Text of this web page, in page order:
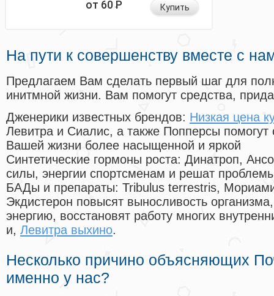
от 60Р Купить
На пути к совершенству вместе с
Предлагаем Вам сделать первый шаг для
инитмной жизни. Вам помогут средства,
Дженерики известных брендов: Низкая цена
Левитра и Сиалис, а также Попперсы помогут
Вашей жизни более насыщенной и яркой
Синтетические гормоны роста: Динатроп,
силы, энергии спортсменам и решат
БАДы и препараты: Tribulus terrestris,
Экдистерон повысят выносливость
энергию, восстановят работу многих
и, Левитра выхино.
Несколько причино объясняющих
именно у нас?